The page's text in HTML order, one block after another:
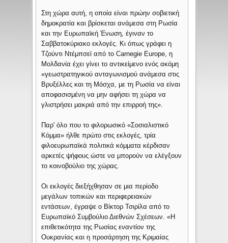
Στη χώρα αυτή, η οποία είναι πρώην σοβιετική
δημοκρατία και βρίσκεται ανάμεσα στη Ρωσία
και την Ευρωπαϊκή Ένωση, έγιναν το
Σαββατοκύριακο εκλογές. Κι όπως γράφει η
Τζούντι Ντέμπσεϊ από το Carnegie Europe, η
Μολδανία έχει γίνει το αντικείμενο ενός ακόμη
«γεωστρατηγικού ανταγωνισμού ανάμεσα στις
Βρυξέλλες και τη Μόσχα, με τη Ρωσία να είναι
αποφασισμένη να μην αφήσει τη χώρα να
γλιστρήσει μακριά από την επιρροή της».
Παρ' όλο που το φιλορωσικό «Σοσιαλιστικό
Κόμμα» ήλθε πρώτο στις εκλογές, τρία
φιλοευρωπαϊκά πολιτικά κόμματα κέρδισαν
αρκετές ψήφους ώστε να μπορούν να ελέγξουν
το κοινοβούλιο της χώρας.
Οι εκλογές διεξήχθησαν σε μια περίοδο
μεγάλων τοπικών και περιφερειακών
εντάσεων, έγραψε ο Βίκτορ Τσιρίλα από το
Ευρωπαϊκό Συμβούλιο Διεθνών Σχέσεων. «Η
επιθετικότητα της Ρωσίας εναντίον της
Ουκρανίας και η προσάρτηση της Κριμαίας